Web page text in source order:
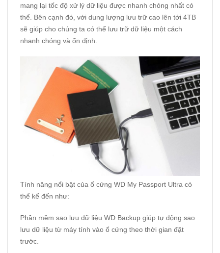
mang lại tốc độ xử lý dữ liệu được nhanh chóng nhất có
thể. Bên cạnh đó, với dung lượng lưu trữ cao lên tới 4TB
sẽ giúp cho chúng ta có thể lưu trữ dữ liệu một cách
nhanh chóng và ổn định.
Tính năng nổi bật của ổ cứng WD My Passport Ultra có
thể kể đến như:
Phần mềm sao lưu dữ liệu WD Backup giúp tự động sao
lưu dữ liệu từ máy tính vào ổ cứng theo thời gian đặt
trước.